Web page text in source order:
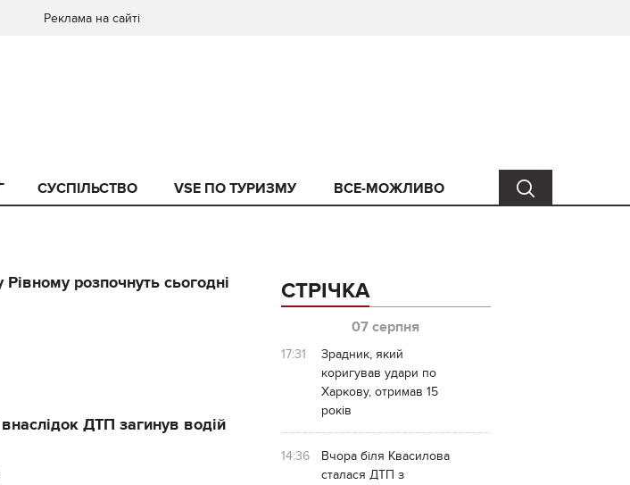
Реклама на сайті
СУСПІЛЬСТВО VSE ПО ТУРИЗМУ ВСЕ-МОЖЛИВО
розпочнуть сьогодні
ДТП загинув водій
СТРІЧКА
07 серпня
17:31
Зрадник, який
коригував удари по
Харкову, отримав 15
років
14:36
Вчора біля Квасилова
сталася ДТП з